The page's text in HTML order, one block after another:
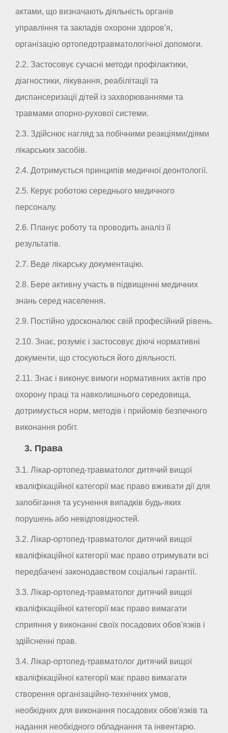
актами, що визначають діяльність органів
управління та закладів охорони здоров'я,
організацію ортопедотравматологічної допомоги.
2.2. Застосовує сучасні методи профілактики,
діагностики, лікування, реабілітації та
диспансеризації дітей із захворюваннями та
травмами опорно-рухової системи.
2.3. Здійснює нагляд за побічними реакціями/діями
лікарських засобів.
2.4. Дотримується принципів медичної деонтології.
2.5. Керує роботою середнього медичного
персоналу.
2.6. Планує роботу та проводить аналіз її
результатів.
2.7. Веде лікарську документацію.
2.8. Бере активну участь в підвищенні медичних
знань серед населення.
2.9. Постійно удосконалює свій професійний рівень.
2.10. Знає, розуміє і застосовує діючі нормативні
документи, що стосуються його діяльності.
2.11. Знає і виконує вимоги нормативних актів про
охорону праці та навколишнього середовища,
дотримується норм, методів і прийомів безпечного
виконання робіт.
3. Права
3.1. Лікар-ортопед-травматолог дитячий вищої
кваліфікаційної категорії має право вживати дії для
запобігання та усунення випадків будь-яких
порушень або невідповідностей.
3.2. Лікар-ортопед-травматолог дитячий вищої
кваліфікаційної категорії має право отримувати всі
передбачені законодавством соціальні гарантії.
3.3. Лікар-ортопед-травматолог дитячий вищої
кваліфікаційної категорії має право вимагати
сприяння у виконанні своїх посадових обов'язків і
здійсненні прав.
3.4. Лікар-ортопед-травматолог дитячий вищої
кваліфікаційної категорії має право вимагати
створення організаційно-технічних умов,
необхідних для виконання посадових обов'язків та
надання необхідного обладнання та інвентарю.